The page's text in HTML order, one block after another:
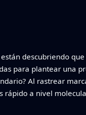
descubriendo
para plantear una
Al rastrear
a nivel